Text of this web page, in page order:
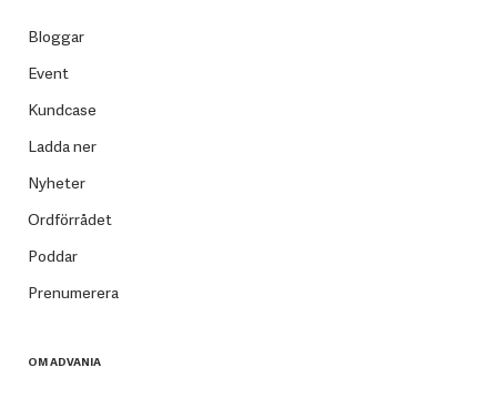
Bloggar
Event
Kundcase
Ladda ner
Nyheter
Ordförrådet
Poddar
Prenumerera
OM ADVANIA